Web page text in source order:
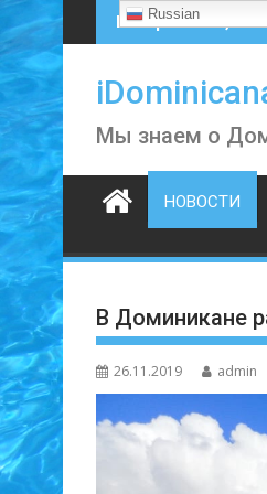
Skip
to
Воскресенье, 9
Мы знаем о
НОВОСТИ
В Доминикане
26.11.2019 admin
Russian